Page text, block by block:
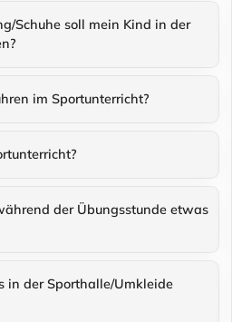
Schuhe soll mein Kind in der
im Sportunterricht?
der Übungsstunde etwas
in der Sporthalle/Umkleide